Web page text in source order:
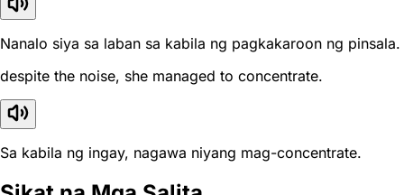
Nanalo siya sa laban sa kabila ng pagkakaroon ng pinsala.
despite the noise, she managed to concentrate.
Sa kabila ng ingay, nagawa niyang mag-concentrate.